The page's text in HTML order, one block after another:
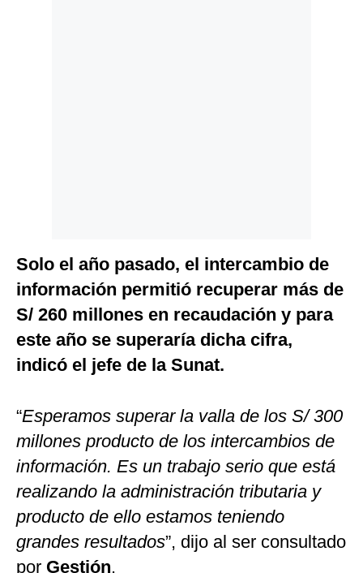
Solo el año pasado, el intercambio de
información permitió recuperar más de
S/ 260 millones en recaudación y para
este año se superaría dicha cifra,
indicó el jefe de la Sunat.
“Esperamos superar la valla de los S/ 300
millones producto de los intercambios de
información. Es un trabajo serio que está
realizando la administración tributaria y
producto de ello estamos teniendo
grandes resultados”, dijo al ser consultado
por Gestión.